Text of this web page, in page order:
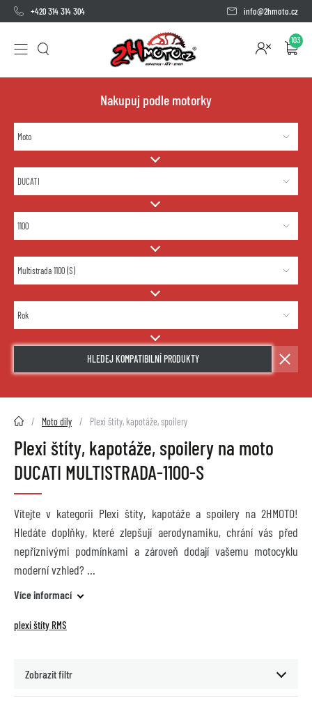
+420 314 314 304 info@2hmoto.cz
103
Nakupuj podle motorky
HLEDEJ KOMPATIBILNÍ PRODUKTY
2HMOTO.cz Moto díly Plexi štíty, kapotáže, spoilery
Plexi štíty, kapotáže, spoilery na moto
DUCATI MULTISTRADA-1100-S
Vítejte v kategorii Plexi štíty, kapotáže a spoilery na 2HMOTO!
Hledáte doplňky, které zlepšují aerodynamiku, chrání vás před
nepříznivými podmínkami a zároveň dodají vašemu motocyklu
moderní vzhled?
Více informací
plexi štíty RMS
Zobrazit filtr